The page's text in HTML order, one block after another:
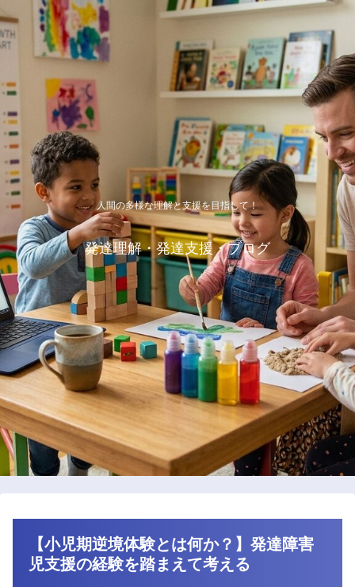
人間の多様な理解と支援を目指して！
発達理解・発達支援・ブログ
【小児期逆境体験とは何か？】発達障害
児支援の経験を踏まえて考える